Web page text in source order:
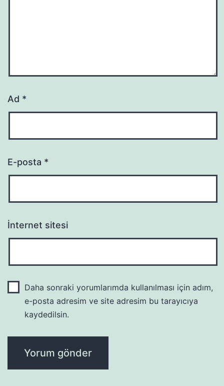
Ad *
E-posta *
İnternet sitesi
Daha sonraki yorumlarımda kullanılması için adım,
e-posta adresim ve site adresim bu tarayıcıya
kaydedilsin.